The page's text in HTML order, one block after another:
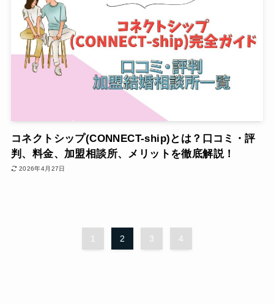
コネクトシップ(CONNECT-ship)とは？口コミ・評
判、料金、加盟相談所、メリットを徹底解説！
2026年4月27日
1 2 3 4